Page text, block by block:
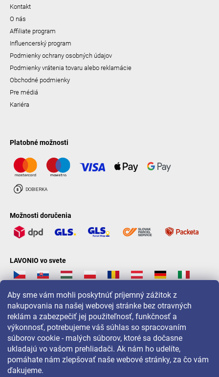
Aby sme vám mohli poskytnúť príjemný zážitok z
nakupovania na našej webovej stránke bez otravných
reklám a zabezpečiť jej použiteľnosť, funkčnosť a
výkonnosť, potrebujeme váš súhlas so spracovaním
súborov cookie - malých súborov, ktoré sa dočasne
ukladajú vo vašom prehliadači. Ak nám ho udelíte,
pomáhate nám zlepšovať naše webové stránky, za čo vám
ďakujeme.
Kontakt
O nás
Affiliate program
Influencerský program
Podmienky ochrany osobných údajov
Podmienky vrátenia tovaru alebo reklamácie
Obchodné podmienky
Pre médiá
Kariéra
Platobné možnosti
Možnosti doručenia
LAVONIO vo svete
Pre akcie, súťaže a zľavy nás sledujte na: